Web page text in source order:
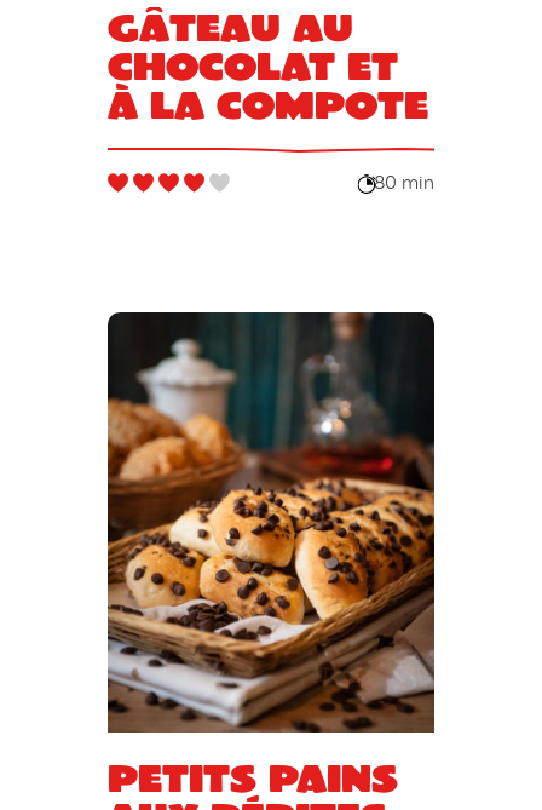
Gâteau au
chocolat et
à la compote
80 min
Petits pains